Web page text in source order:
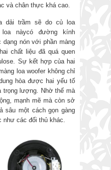
và chân thực khá cao.
dải trầm sẽ do củ loa
nàycó đường kính
nón với phần màng
chất liệu đã quá quen
Sự kết hợp của hai
loa woofer không chỉ
hòa được hai yếu tố
trọng lượng. Nhờ thế mà
mạnh mẽ mà còn sở
sâu một cách gọn gàng
như các đối thủ khác.